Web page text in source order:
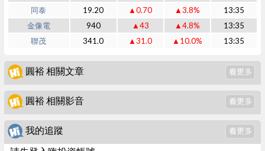
同泰
19.20 ▲0.70 ▲3.8%
13:35
金像電
940 ▲43 ▲4.8%
13:35
聯茂
341.0 ▲31.0 ▲10.0% 13:35
圓裕 相關文章
圓裕 相關影音
我的追蹤